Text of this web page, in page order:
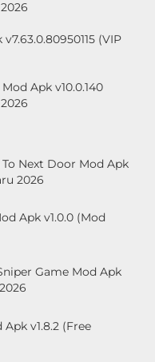
(VIP
Apk v10.0.140
Next Door Mod Apk
2026
Apk v1.0.0 (Mod
Game Mod Apk
v1.8.2 (Free